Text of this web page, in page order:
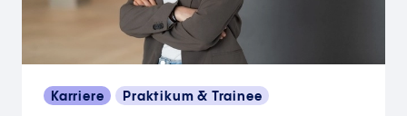
Karriere Praktikum & Trainee